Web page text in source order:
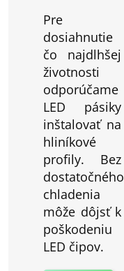
Pre
dosiahnutie
čo najdlhšej
životnosti
odporúčame
LED pásiky
inštalovať na
hliníkové
profily. Bez
dostatočného
chladenia
môže dôjsť k
poškodeniu
LED čipov.